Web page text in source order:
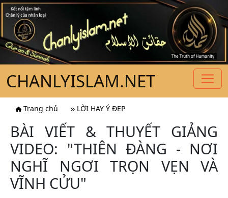
CHANLYISLAM.NET
Trang chủ LỜI HAY Ý ĐẸP
BÀI VIẾT & THUYẾT GIẢNG
VIDEO: "THIÊN ĐÀNG - NƠI
NGHĨ NGƠI TRỌN VẸN VÀ
VĨNH CỬU"